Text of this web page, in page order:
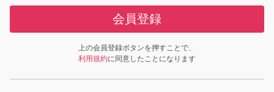
会員登録
上の会員登録ボタンを押すことで、
利用規約に同意したことになります